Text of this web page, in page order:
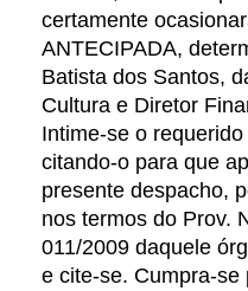
certamente
ANTECIPADA,
Batista dos Santos,
Cultura e Diretor
Intime-se o
citando-o para que
presente despacho,
nos termos do Prov.
011/2009 daquele
e cite-se. Cumpra-se